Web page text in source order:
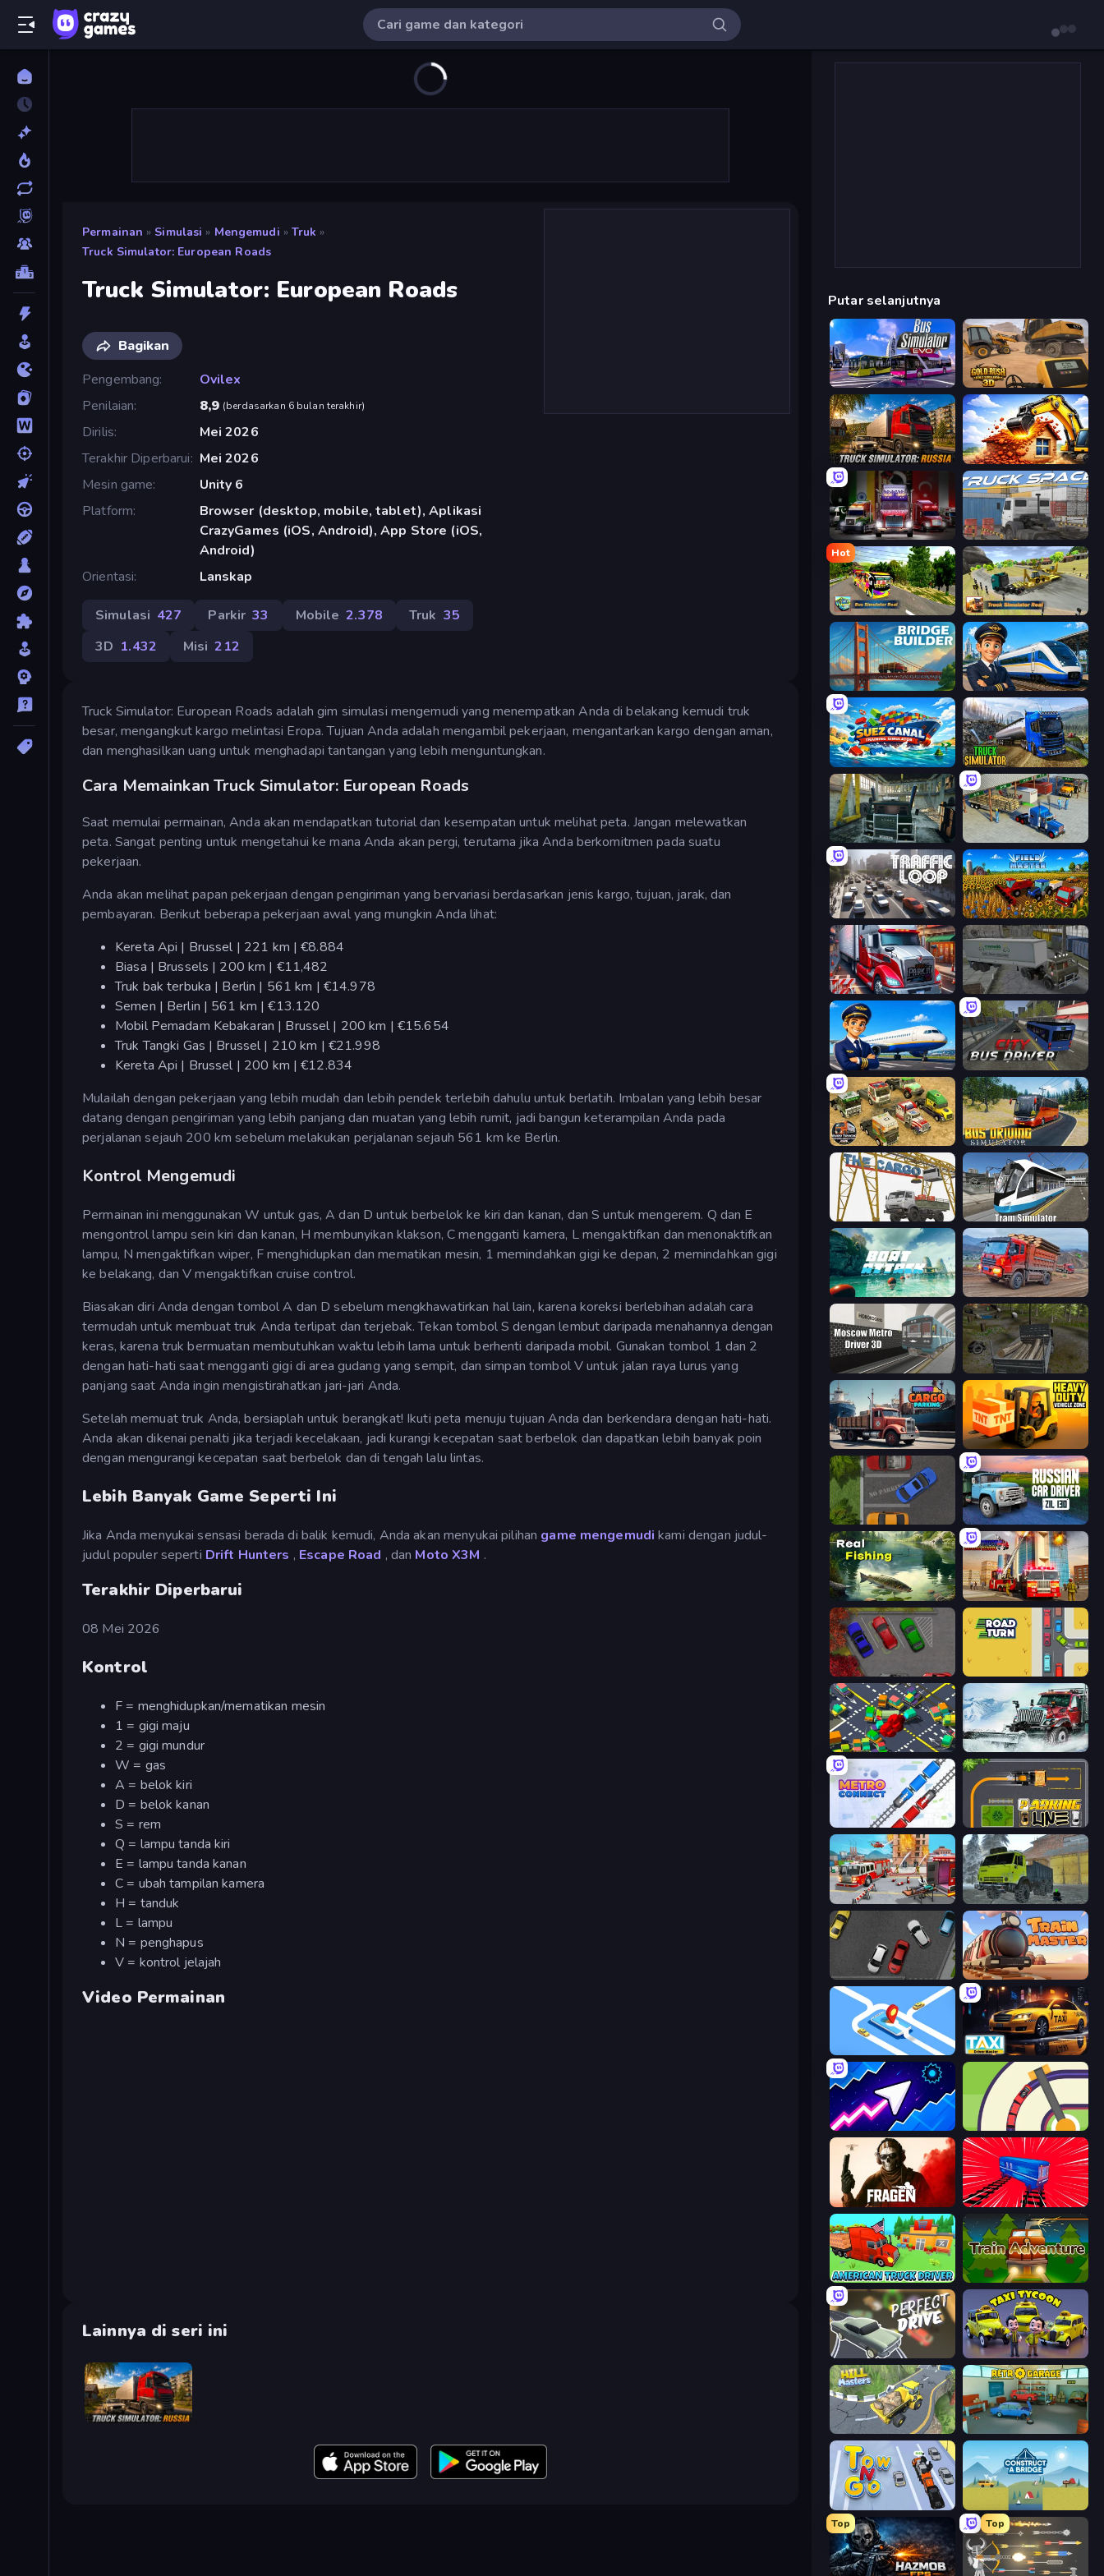
Permainan » Simulasi » Mengemudi » Truk »
Truck Simulator: European Roads
Truck Simulator: European Roads
Bagikan
Pengembang
Ovilex
Penilaian
8,9 (berdasarkan 6 bulan terakhir)
Dirilis
Mei 2026
Terakhir Diperbarui
Mei 2026
Mesin game
Unity 6
Platform
Browser (desktop, mobile, tablet), Aplikasi
CrazyGames (iOS, Android), App Store (iOS,
Android)
Orientasi
Lanskap
Simulasi 427 Parkir 33 Mobile 2.378 Truk 35
3D 1.432 Misi 212
Truck Simulator: European Roads adalah gim simulasi mengemudi yang menempatkan Anda di belakang kemudi truk
besar, mengangkut kargo melintasi Eropa. Tujuan Anda adalah mengambil pekerjaan, mengantarkan kargo dengan aman,
dan menghasilkan uang untuk menghadapi tantangan yang lebih menguntungkan.
Cara Memainkan Truck Simulator: European Roads
Saat memulai permainan, Anda akan mendapatkan tutorial dan kesempatan untuk melihat peta. Jangan melewatkan
peta. Sangat penting untuk mengetahui ke mana Anda akan pergi, terutama jika Anda berkomitmen pada suatu
pekerjaan.
Anda akan melihat papan pekerjaan dengan pengiriman yang bervariasi berdasarkan jenis kargo, tujuan, jarak, dan
pembayaran. Berikut beberapa pekerjaan awal yang mungkin Anda lihat:
Kereta Api | Brussel | 221 km | €8.884
Biasa | Brussels | 200 km | €11,482
Truk bak terbuka | Berlin | 561 km | €14.978
Semen | Berlin | 561 km | €13.120
Mobil Pemadam Kebakaran | Brussel | 200 km | €15.654
Truk Tangki Gas | Brussel | 210 km | €21.998
Kereta Api | Brussel | 200 km | €12.834
Mulailah dengan pekerjaan yang lebih mudah dan lebih pendek terlebih dahulu untuk berlatih. Imbalan yang lebih besar
datang dengan pengiriman yang lebih panjang dan muatan yang lebih rumit, jadi bangun keterampilan Anda pada
perjalanan sejauh 200 km sebelum melakukan perjalanan sejauh 561 km ke Berlin.
Kontrol Mengemudi
Permainan ini menggunakan W untuk gas, A dan D untuk berbelok ke kiri dan kanan, dan S untuk mengerem. Q dan E
mengontrol lampu sein kiri dan kanan, H membunyikan klakson, C mengganti kamera, L mengaktifkan dan menonaktifkan
lampu, N mengaktifkan wiper, F menghidupkan dan mematikan mesin, 1 memindahkan gigi ke depan, 2 memindahkan gigi
ke belakang, dan V mengaktifkan cruise control.
Biasakan diri Anda dengan tombol A dan D sebelum mengkhawatirkan hal lain, karena koreksi berlebihan adalah cara
termudah untuk membuat truk Anda terlipat dan terjebak. Tekan tombol S dengan lembut daripada menahannya dengan
keras, karena truk bermuatan membutuhkan waktu lebih lama untuk berhenti daripada mobil. Gunakan tombol 1 dan 2
dengan hati-hati saat mengganti gigi di area gudang yang sempit, dan simpan tombol V untuk jalan raya lurus yang
panjang saat Anda ingin mengistirahatkan jari-jari Anda.
Setelah memuat truk Anda, bersiaplah untuk berangkat! Ikuti peta menuju tujuan Anda dan berkendara dengan hati-hati.
Anda akan dikenai penalti jika terjadi kecelakaan, jadi kurangi kecepatan saat berbelok dan dapatkan lebih banyak poin
dengan mengurangi kecepatan saat berbelok dan di tengah lalu lintas.
Lebih Banyak Game Seperti Ini
Jika Anda menyukai sensasi berada di balik kemudi, Anda akan menyukai pilihan game mengemudi kami dengan judul-
judul populer seperti Drift Hunters , Escape Road , dan Moto X3M .
Terakhir Diperbarui
08 Mei 2026
Kontrol
F = menghidupkan/mematikan mesin
1 = gigi maju
2 = gigi mundur
W = gas
A = belok kiri
D = belok kanan
S = rem
Q = lampu tanda kiri
E = lampu tanda kanan
C = ubah tampilan kamera
H = tanduk
L = lampu
N = penghapus
V = kontrol jelajah
Video Permainan
Lainnya di seri ini
Truck Simulator: Russia
Putar selanjutnya
Bus Simulator: EVO Gold Rush: Gold Simulator 3D
Truck Simulator: Russia City Constructor
Big Euro Truck Driving Truck Space
Hot
Bus Simulator Real Truck Simulator Real
Bridge Builder Idle Train Empire Tycoon
Suez Canal Training Simulator Truck Driving Simulator Game
Kamaz Truck Driver Offroad Cargo Transport Truck
Traffic Loop Field Master
Just Park It 12 Russian Kamaz Truck Driver
Idle Airport Tycoon City Bus Driver
Euro Truck Driving Simulator 2025 Bus Driving Simulator
The Cargo Tram Simulator
Boat Attack Cargo Truck Driver Simulator
Russian Delivery Club Baikal
Cargo Truck Parking
Parking Space Russian Car Driver ZIL 130
Real Fishing Simulator Fire Truck Driving School
OK Parking
Slightly Annoying Traffic Snow Plow Truck
Metro Connect Parking Line
Fireman 2024 Taiga Car Driver
Time to Park Train Master
Drive Taxi Taxi Driver: Master
Space Waves Crazy Train Snake
Fragen Train Drift
American Truck Driver Train Adventure
Perfect Drive Taxi Tycoon: Idle Business
Hill Masters
Tow N Go Construct a Bridge
Top Top